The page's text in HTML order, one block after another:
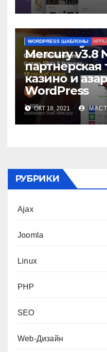
WORDPRESS ШАБЛОНЫ
Mercury v3.8
партнерская
казино и
WordPress
ОКТ 18, 2021
РУБРИКИ
Ajax
Joomla
Linux
PHP
SEO
Web-Дизайн